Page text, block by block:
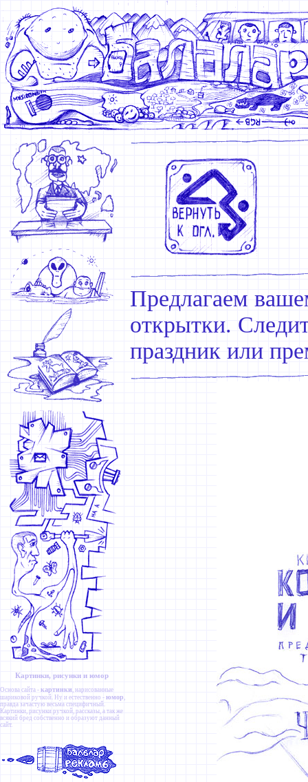
Картинки, рисунки и юмор
Основа сайта - картинки , нарисованные
шариковой ручкой. Ну и естественно - юмор ,
правда зачастую весьма специфичный.
Картинки, рисунки ручкой, рассказы, а так же
всякий бред собственно и образуют данный
сайт.
Предлагаем
открытки.
праздник или